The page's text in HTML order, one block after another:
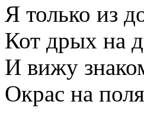
Я только из
Кот дрых на
И вижу
Окрас на